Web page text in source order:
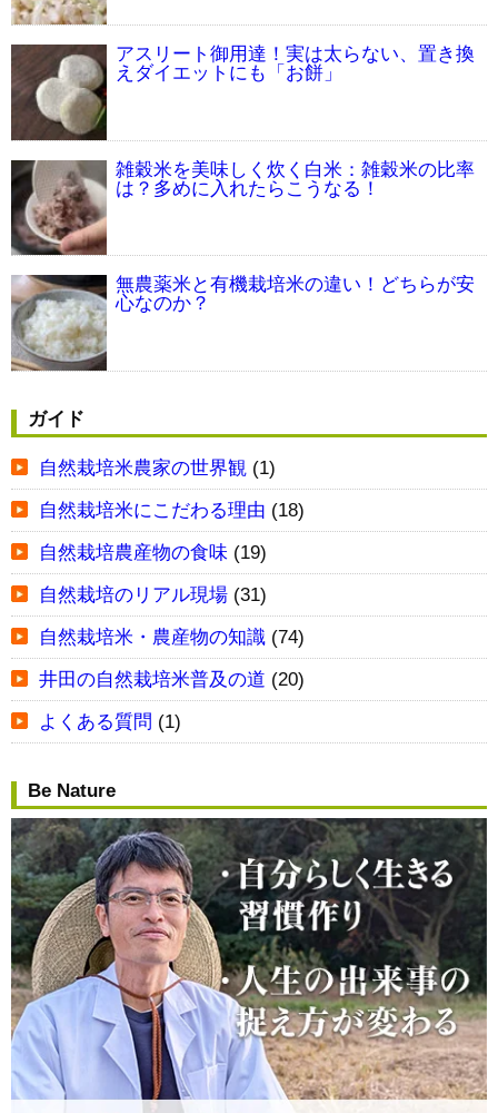
アスリート御用達！実は太らない、置き換
えダイエットにも「お餅」
雑穀米を美味しく炊く白米：雑穀米の比率
は？多めに入れたらこうなる！
無農薬米と有機栽培米の違い！どちらが安
心なのか？
ガイド
自然栽培米農家の世界観 (1)
自然栽培米にこだわる理由 (18)
自然栽培農産物の食味 (19)
自然栽培のリアル現場 (31)
自然栽培米・農産物の知識 (74)
井田の自然栽培米普及の道 (20)
よくある質問 (1)
Be Nature